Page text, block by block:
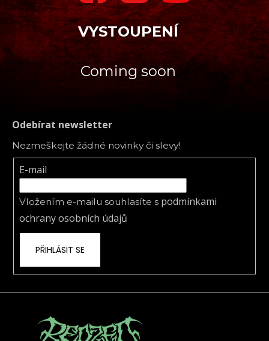
VYSTOUPENÍ
Coming soon
Odebírat newsletter
Nezmeškejte žádné novinky či slevy!
E-mail
Vložením e-mailu souhlasíte s podmínkami
ochrany osobních údajů
PŘIHLÁSIT SE